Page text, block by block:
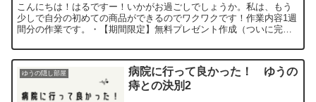
こんにちは！はるですー！いかがお過ごしでしょうか。私は、もう
少しで自分の初めての商品ができるのでワクワクです！作業内容1週
間分の作業です。・【期間限定】無料プレゼント作成（ついに完
ゆうの隠し部屋
病院に行って良かった！ ゆうの
痔との決別2